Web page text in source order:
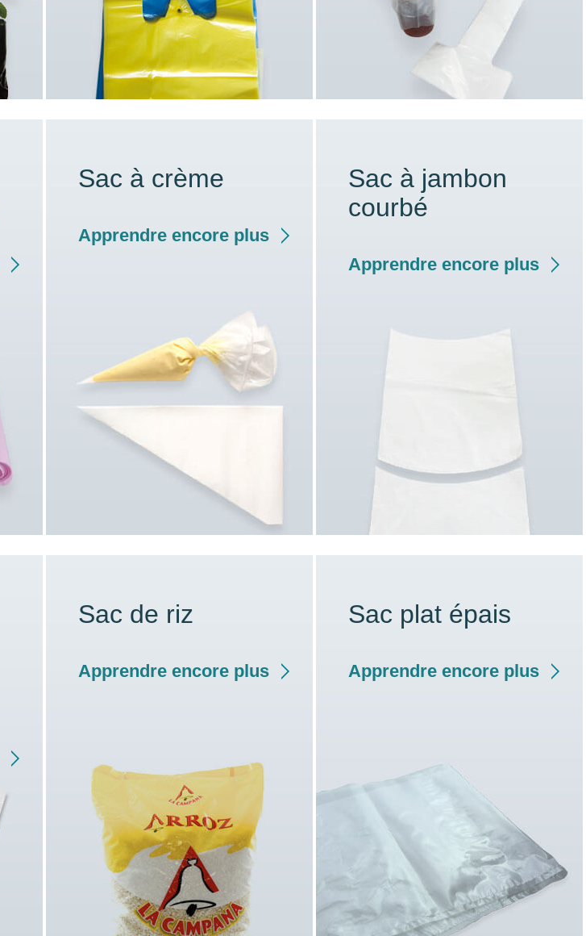
Sac à crème
Apprendre encore plus
Sac à jambon
courbé
Apprendre encore plus
Sac de riz
Apprendre encore plus
Sac plat épais
Apprendre encore plus